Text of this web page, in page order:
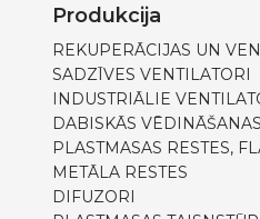
Produkcija
REKUPERĀCIJAS UN
SADZĪVES VENTILATORI
INDUSTRIĀLIE
DABISKĀS
PLASTMASAS RESTES,
METĀLA RESTES
DIFUZORI